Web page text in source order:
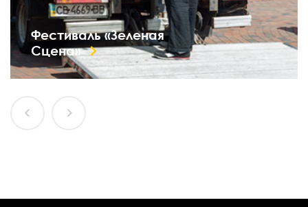
Фестиваль «Зеленая
Сцена»